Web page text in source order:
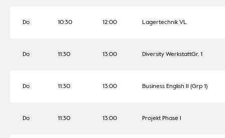
Do 10:30 12:00 Lagertechnik VL
Do 11:30 13:00 Diversity WerkstattGr. 1
Do 11:30 13:00 Business English II (Grp 1)
Do 11:30 13:00 Projekt Phase I